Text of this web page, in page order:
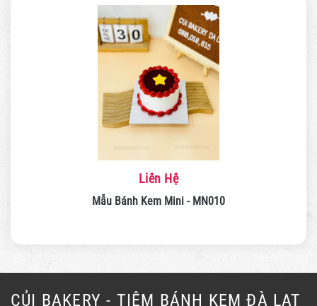
Liên Hệ
Mẫu Bánh Kem Mini - MN010
CỦI BAKERY - TIỆM BÁNH KEM ĐÀ LẠT